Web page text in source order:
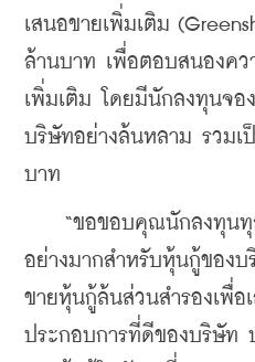
เสนอขายเพิ่มเติม
ล้านบาท เพื่อตอบสนองคว
เพิ่มเติม โดยมีนักลงทุนจ
บริษัทอย่างล้นหลาม รวมเ
บาท
“ขอขอบคุณนักลงทุนทุก
อย่างมากสำหรับหุ้นกู้ของ
ขายหุ้นกู้ล้นส่วนสำรองเพื่
ประกอบการที่ดีของบริษัท